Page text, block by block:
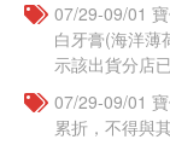
07/29-09/01
白牙膏(海洋薄
示該出貨分店
07/29-09/01
累折，不得與